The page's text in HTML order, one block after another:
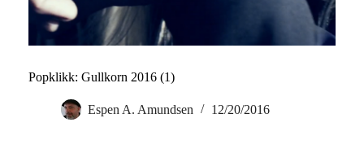
Popklikk: Gullkorn 2016 (1)
Espen A. Amundsen 12/20/2016